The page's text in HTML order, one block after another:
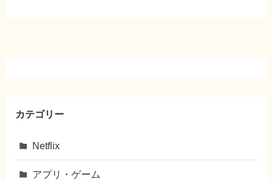
カテゴリー
Netflix
アプリ・ゲーム